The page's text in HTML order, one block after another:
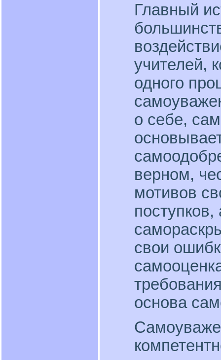
Главный
учителей,
одного
о себе,
верном,
мотивов
свои
основа